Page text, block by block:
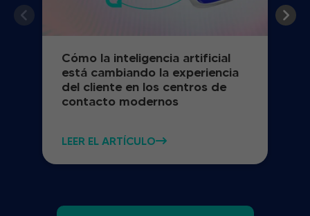
Cómo la inteligencia artificial
está cambiando la experiencia
del cliente en los centros de
contacto modernos
LEER EL ARTÍCULO